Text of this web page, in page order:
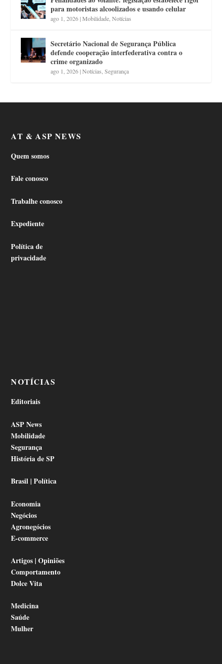
para motoristas alcoolizados e usando celular
ago 1, 2026|Mobilidade ,Notícias
Secretário Nacional de Segurança Pública
defende cooperação interfederativa contra o
crime organizado
ago 1, 2026|Notícias ,Segurança
AT & ASP NEWS
Quem somos
Fale conosco
Trabalhe conosco
Expediente
Política de
privacidade
NOTÍCIAS
Editoriais
ASP News
Mobilidade
Segurança
História de SP
Brasil | Política
Economia
Negócios
Agronegócios
E-commerce
Artigos | Opiniões
Comportamento
Dolce Vita
Medicina
Saúde
Mulher